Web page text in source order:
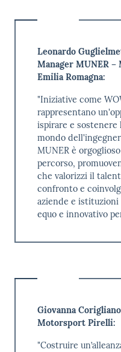
Leonardo
Manager MUNER
Emilia Romagna:
"Iniziative come
rappresentano
ispirare e sostenere
mondo
MUNER è
percorso,
che valorizzi il
confronto e
aziende e
equo e innovativo
Giovanna
Motorsport Pirelli:
"Costruire